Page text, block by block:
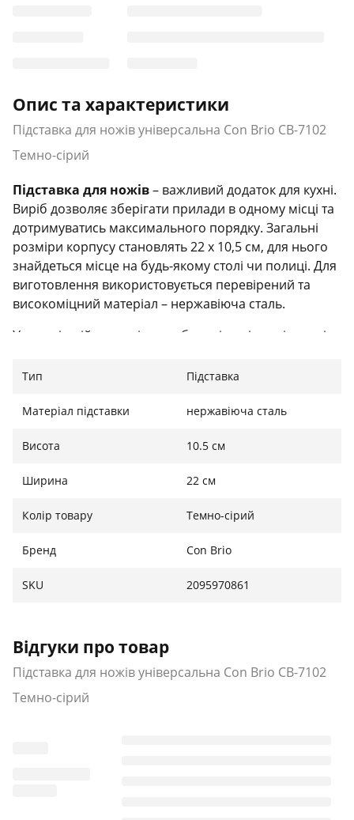
Опис та характеристики
Підставка для ножів універсальна Con Brio СВ-7102
Темно-сірий
Підставка для ножів– важливий додаток для кухні.
Виріб дозволяє зберігати прилади в одному місці та
дотримуватись максимального порядку. Загальні
розміри корпусу становлять 22 х 10,5 см, для нього
знайдеться місце на будь-якому столі чи полиці. Для
виготовлення використовується перевірений та
високоміцний матеріал – нержавіюча сталь.
У внутрішній частині передбачені поліпропіленові
прилади на кілька відділень. Оформлення лаконічне
сірий колір. Покриття поверхні «soft-touch»
Тип: підставка для ножів
Тип підставки: настільна
Матеріал підставки: нержавіюча сталь
Розміри: 22 х 10,5 см
Форм: округла
Стійкість
Корпус із зовнішнім покриттям «soft-touch»
Легко піддається очищенню
Усередині підставки розташовані
Тип Підставка
Матеріал підставки нержавіюча сталь
Висота 10.5 см
Ширина 22 см
Колір товару Темно-сірий
Бренд Con Brio
SKU 2095970861
Відгуки про товар
Підставка для ножів універсальна Con Brio СВ-7102
Темно-сірий